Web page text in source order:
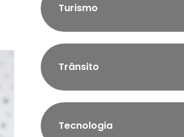
Turismo
Trânsito
Tecnologia